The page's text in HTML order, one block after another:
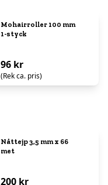
Mohairroller 100 mm
1-styck
96 kr
(Rek ca. pris)
Nåttejp 3,5 mm x 66
met
200 kr